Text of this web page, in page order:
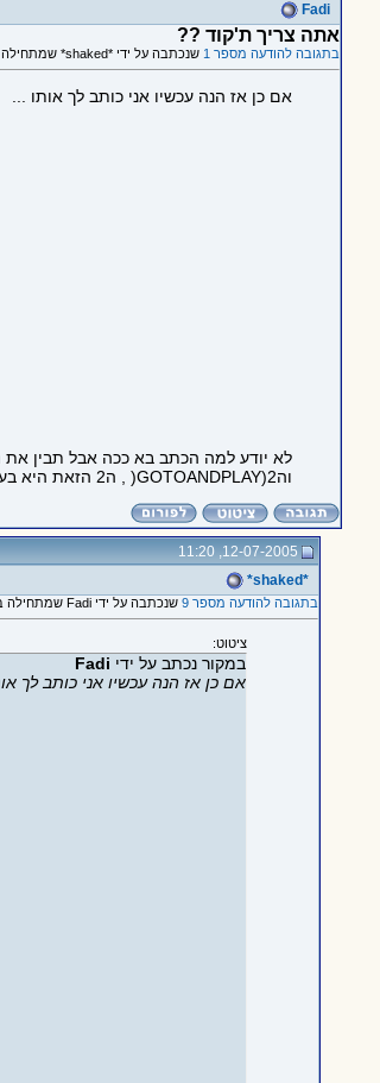
Fadi
אתה צריך ת'קוד ??
בתגובה להודעה מספר 1 שנכתבה על ידי *shaked* שמתחילה ב "עזרה בבקשה!"
אם כן אז הנה עכשיו אני כותב לך אותו ...
לא יודע למה הכתב בא ככה אבל תבין את
והGOTOANDPLAY)2( , ה2 הזאת היא בעצם שכשתלחץ על רווח (SPACE) לאיזה פריים תלך , אז אני סתם שמתי לך לפריים 2 ...
12-07-2005, 11:20
*shaked*
בתגובה להודעה מספר 9
שנכתבה על ידי Fadi שמתחילה ב "אתה צריך ת'קוד ??"
ציטוט:
במקור נכתב על ידי Fadi
אם כן אז הנה עכשיו אני כותב לך